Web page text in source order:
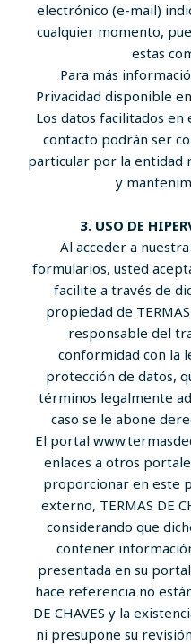
electrónico (e-mail)
cualquier momento,
estas
Para más
Privacidad disponible
Los datos facilitados
contacto podrán ser
particular por la entidad
y
3. USO DE
Al acceder a
formularios, usted
facilite a través de
propiedad de
responsable del
conformidad con la
protección de datos,
términos legalmente
caso se le abone
El portal
enlaces a otros
proporcionar en este
externo, TERMAS DE
considerando que
contener
presentada en su
hace referencia no
DE CHAVES y la
ni presupone su